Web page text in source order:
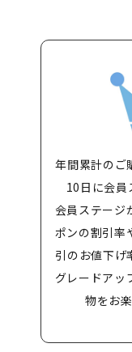
年間累計のご
10日に会員
会員ステージ
ポンの割引率
引のお値下げ
グレードアッ
物をお